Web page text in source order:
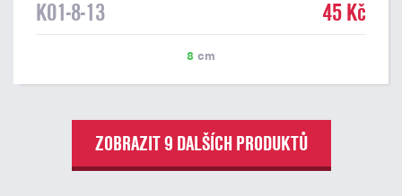
K01-8-13 45 Kč
8 cm
ZOBRAZIT 9 DALŠÍCH PRODUKTŮ